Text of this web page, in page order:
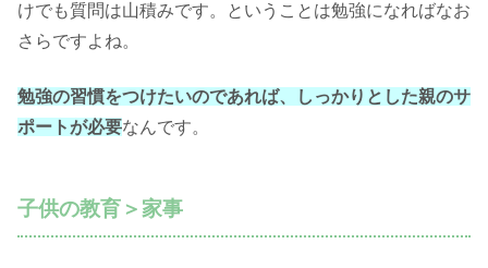
けでも質問は山積みです。ということは勉強になればなお
さらですよね。
勉強の習慣をつけたいのであれば、しっかりとした親のサ
ポートが必要なんです。
子供の教育＞家事